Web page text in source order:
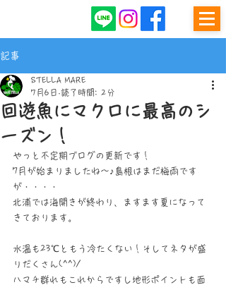
記事
回遊魚にマクロに最高のシ
ーズン！
STELLA MARE
7月6日 読了時間: 2分
やっと不定期ブログの更新です！
7月が始まりましたね～♪島根はまだ梅雨です
が・・・・
北浦では海開きが終わり、ますます夏になって
きております。
水温も23℃ともう冷たくない！そしてネタが盛
りだくさん(^^)/
ハマチ群れもこれからですし地形ポイントも面